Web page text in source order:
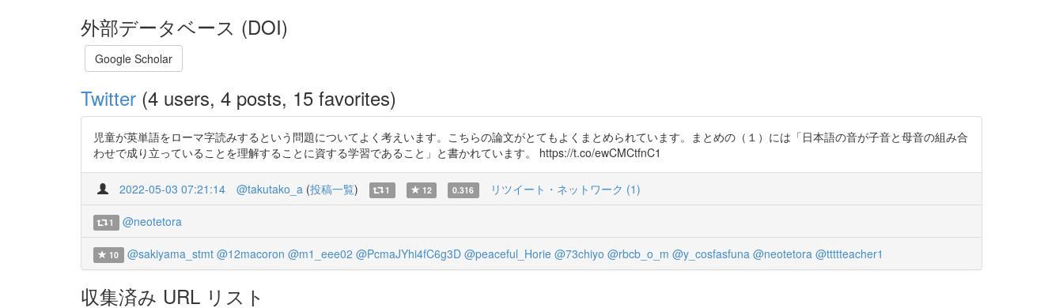
外部データベース (DOI)
Google Scholar
Twitter (4 users, 4 posts, 15 favorites)
児童が英単語をローマ字読みするという問題についてよく考えいます。こちらの論文がとてもよくまとめられています。まとめの（１）には「日本語の音が子音と母音の組み合
わせで成り立っていることを理解することに資する学習であること」と書かれています。 https://t.co/ewCMCtfnC1
2022-05-03 07:21:14 @takutako_a (投稿一覧) 1 12 0.316 リツイート・ネットワーク (1)
1 @neotetora
10 @sakiyama_stmt @12macoron @m1_eee02 @PcmaJYhi4fC6g3D @peaceful_Horie @73chiyo @rbcb_o_m @y_cosfasfuna @neotetora @ttttteacher1
収集済み URL リスト